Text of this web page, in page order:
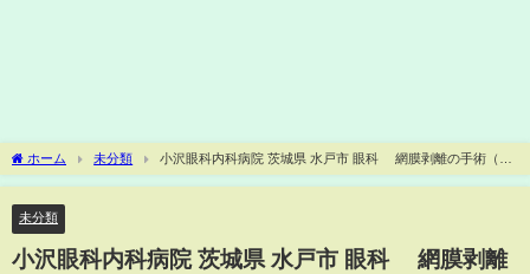
ホーム 未分類
小沢眼科内科病院 茨城県 水戸市 眼科 網膜剥離の手術（硝
子体手術）
未分類
小沢眼科内科病院 茨城県 水戸市 眼科 網膜剥離